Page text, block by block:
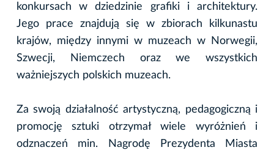
konkursach w dziedzinie grafiki i architektury.
Jego prace znajdują się w zbiorach kilkunastu
krajów, między innymi w muzeach w Norwegii,
Szwecji, Niemczech oraz we wszystkich
ważniejszych polskich muzeach.
Za swoją działalność artystyczną, pedagogiczną i
promocję sztuki otrzymał wiele wyróżnień i
odznaczeń min. Nagrodę Prezydenta Miasta